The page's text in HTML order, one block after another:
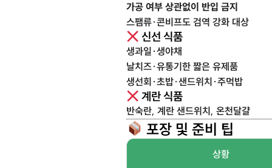
가공 여부 상관없이 반입 금지
스팸류·콘비프도 검역 강화 대상
신선 식품
생과일·생야채
날치즈·유통기한 짧은 유제품
생선회·초밥·샌드위치·주먹밥
계란 식품
반숙란, 계란 샌드위치, 온천달걀
포장 및 준비 팁
상황